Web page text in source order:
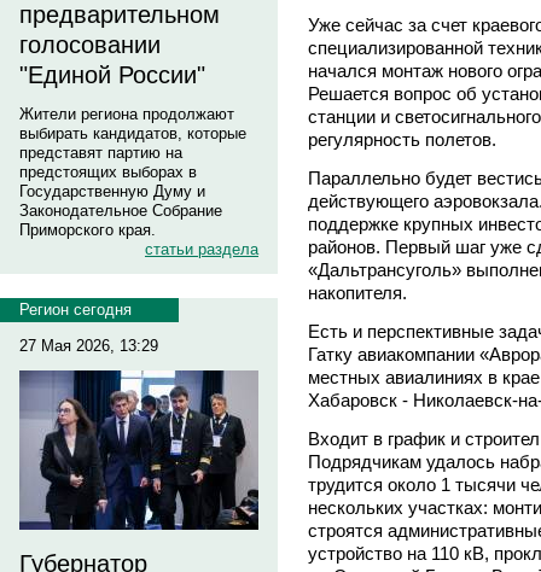
предварительном
голосовании
"Единой России"
Жители региона продолжают
выбирать кандидатов, которые
представят партию на
предстоящих выборах в
Государственную Думу и
Законодательное Собрание
Приморского края.
статьи раздела
Регион сегодня
27 Мая 2026, 13:29
Губернатор
Уже сейчас за счет
специализированной
начался монтаж нового
Решается вопрос об
станции и
регулярность полетов.
Параллельно будет
действующего
поддержке крупных
районов. Первый шаг уже
«Дальтрансуголь»
накопителя.
Есть и перспективные
Гатку авиакомпании
местных авиалиниях в
Хабаровск - Николаевск-
Входит в график и
Подрядчикам удалось
трудится около 1 тысячи
нескольких участках:
строятся
устройство на 110 кВ,